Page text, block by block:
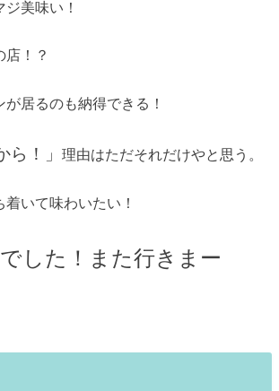
美味い！
店！？
居るのも納得できる！
ら！」 理由はただそれだけやと思う。
いて味わいたい！
でした！また行きまー